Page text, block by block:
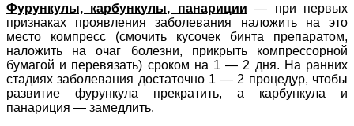
Фурункулы, карбункулы, панариции
—
при первых
признаках проявления заболевания наложить на это
место компресс (смочить кусочек бинта препаратом,
наложить на очаг болезни, прикрыть компрессорной
бумагой и перевязать) сроком на 1 — 2 дня. На ранних
стадиях заболевания достаточно 1 — 2 процедур, чтобы
развитие фурункула прекратить, а карбункула и
панариция — замедлить.